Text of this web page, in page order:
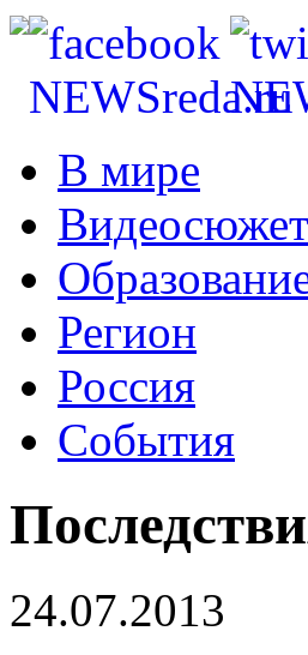
В мире
Регион
Россия
События
24.07.2013